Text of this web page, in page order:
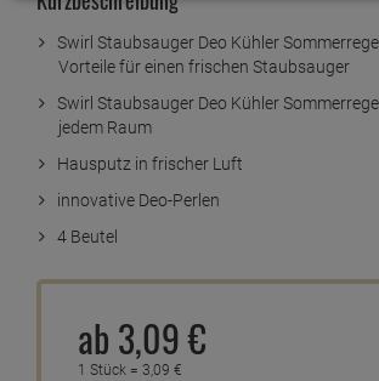
Swirl Staubsauger Deo Kühler
Vorteile für einen frischen Staubsauger
Swirl Staubsauger Deo Kühler
jedem Raum
Hausputz in frischer Luft
innovative Deo-Perlen
4 Beutel
ab 3,09€
1 Stück = 3,09 €